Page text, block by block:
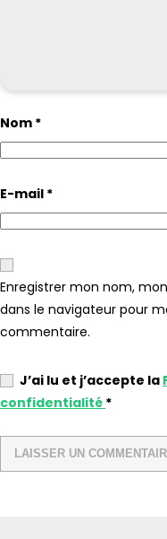
Nom *
E-mail *
Enregistrer mon nom,
dans le navigateur pour
commentaire.
J’ai lu et j’accepte la
confidentialité *